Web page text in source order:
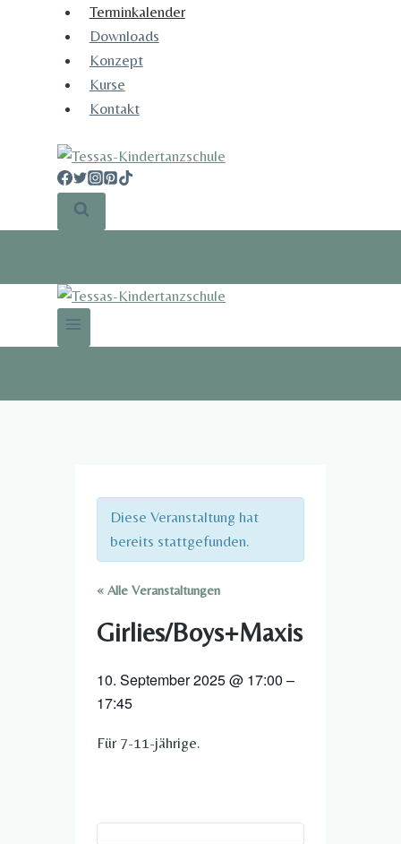
Terminkalender
Downloads
Konzept
Kurse
Kontakt
Diese Veranstaltung hat
bereits stattgefunden.
« Alle Veranstaltungen
Girlies/Boys+Maxis
10. September 2025@ 17:00 –
17:45
Für 7-11-jährige.